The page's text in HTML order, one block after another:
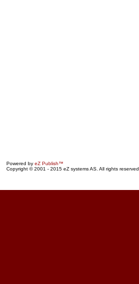
Powered by eZ Publish™
Copyright © 2001 - 2015 eZ systems AS. All rights reserved.